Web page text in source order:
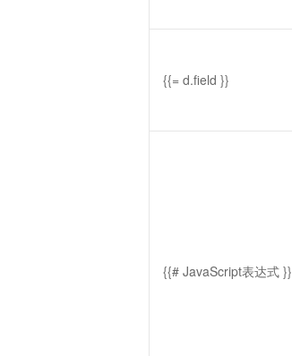
{{= d.field }}
{{# JavaScript表达式 }}